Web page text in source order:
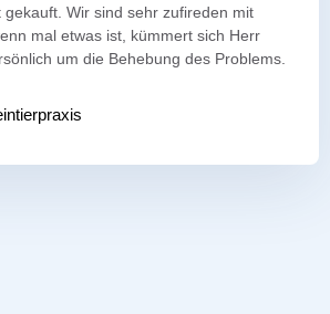
gekauft. Wir sind sehr zufireden mit
mal etwas ist, kümmert sich Herr
um die Behebung des Problems.